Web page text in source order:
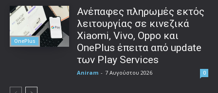
OnePlus
Ανέπαφες πληρωμές εκτός
λειτουργίας σε κινεζικά
Xiaomi, Vivo, Oppo και
OnePlus έπειτα από update
των Play Services
Aniram - 7 Αυγούστου 2026 0